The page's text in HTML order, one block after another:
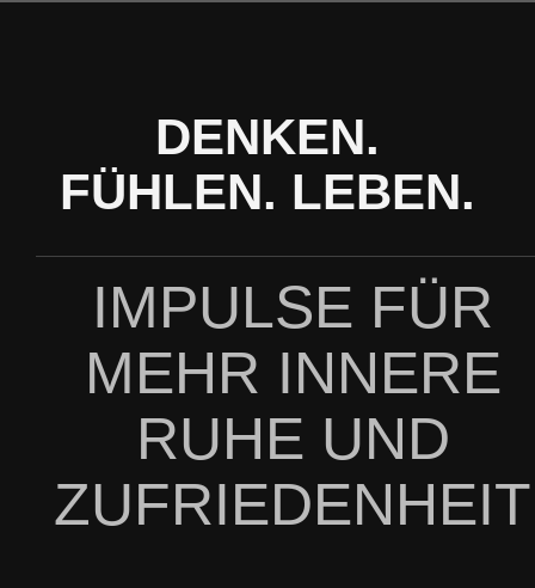
DENKEN.
FÜHLEN. LEBEN.
IMPULSE FÜR
MEHR INNERE
RUHE UND
ZUFRIEDENHEIT